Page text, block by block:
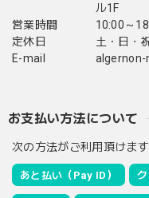
ル1F
営業時間
10:00～
定休日
土・日・
E-mail
algernon-
お支払い方法について
次の方法がご利用頂けます
あと払い（Pay ID）